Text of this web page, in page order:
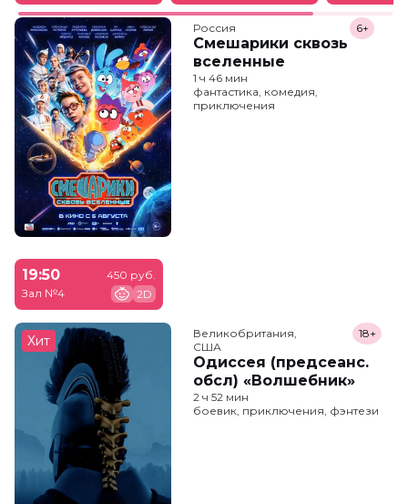
Россия
Смешарики сквозь
вселенные
6+
1 ч 46 мин
фантастика, комедия,
приключения
19:50
Зал №4
450 руб.
2D
Хит
Великобритания,
США
Одиссея (предсеанс.
обсл) «Волшебник»
18+
2 ч 52 мин
боевик, приключения, фэнтези